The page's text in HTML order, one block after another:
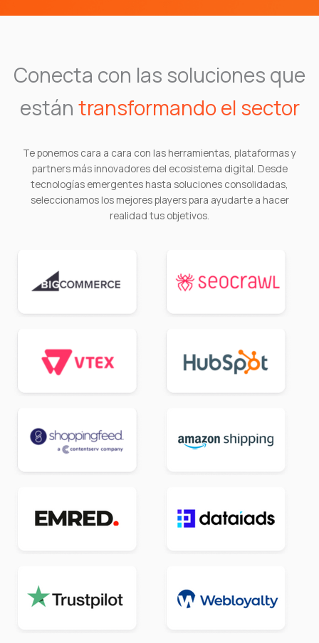
Conecta con las soluciones que
están transformando el sector
Te ponemos cara a cara con las herramientas, plataformas y
partners más innovadores del ecosistema digital. Desde
tecnologías emergentes hasta soluciones consolidadas,
seleccionamos los mejores players para ayudarte a hacer
realidad tus objetivos.